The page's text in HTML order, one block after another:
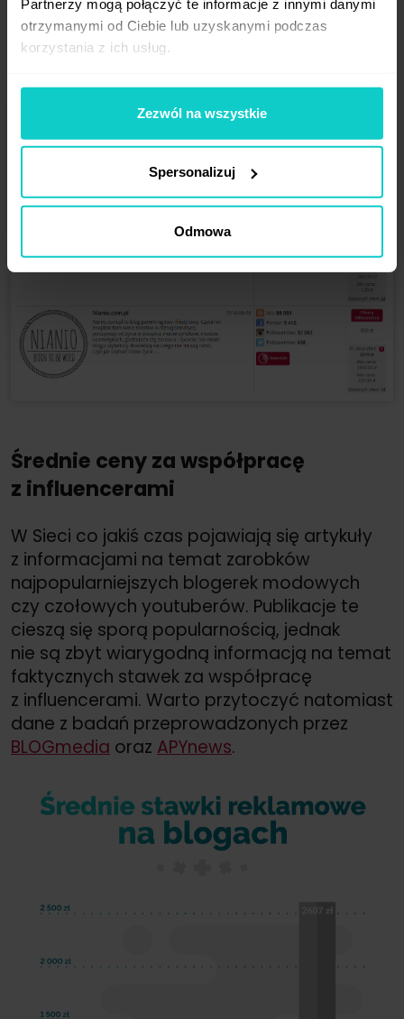
Partnerzy mogą połączyć te informacje z innymi danymi
otrzymanymi od Ciebie lub uzyskanymi podczas
korzystania z ich usług.
Zezwól na wszystkie
Spersonalizuj
Odmowa
cenowe, a część wycenia kampanię dopiero
po otrzymaniu briefu. W platformie
WhitePress® dodatkowo prezentowane są
Średnie ceny za współpracę
z influencerami
W Sieci co jakiś czas pojawiają się artykuły
z informacjami na temat zarobków
najpopularniejszych blogerek modowych
czy czołowych youtuberów. Publikacje te
cieszą się sporą popularnością, jednak
nie są zbyt wiarygodną informacją na temat
faktycznych stawek za współpracę
z influencerami. Warto przytoczyć natomiast
dane z badań przeprowadzonych przez
BLOGmedia oraz APYnews.